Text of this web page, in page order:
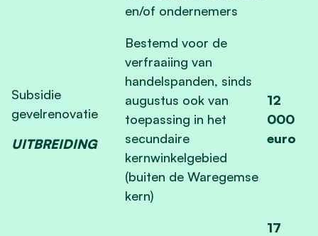
en/of ondernemers
Subsidie
gevelrenovatie
UITBREIDING
Bestemd voor de
verfraaiing van
handelspanden, sinds
augustus ook van
toepassing in het
secundaire
kernwinkelgebied
(buiten de Waregemse
kern)
12
000
euro
17